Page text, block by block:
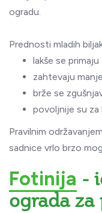
ogradu.
Prednosti mladih
lakše se primaju
zahtevaju
brže se
povoljnije su za
Pravilnim
sadnice vrlo brzo
Fotinija -
ograda